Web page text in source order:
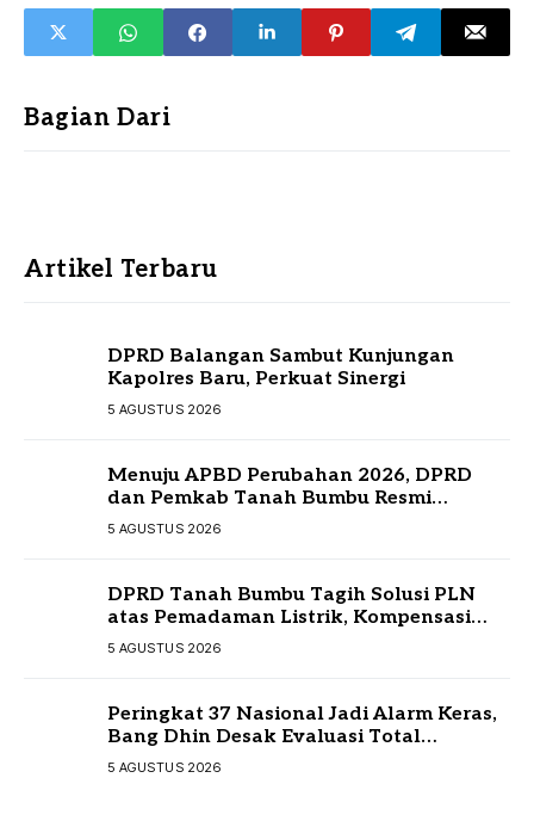
Bagian Dari
Artikel Terbaru
DPRD Balangan Sambut Kunjungan
Kapolres Baru, Perkuat Sinergi
5 AGUSTUS 2026
Menuju APBD Perubahan 2026, DPRD
dan Pemkab Tanah Bumbu Resmi
Sepakati KUA-PPAS
5 AGUSTUS 2026
DPRD Tanah Bumbu Tagih Solusi PLN
atas Pemadaman Listrik, Kompensasi
Pelanggan Belum Diputuskan
5 AGUSTUS 2026
Peringkat 37 Nasional Jadi Alarm Keras,
Bang Dhin Desak Evaluasi Total
Pelayanan Investasi Kalsel
5 AGUSTUS 2026